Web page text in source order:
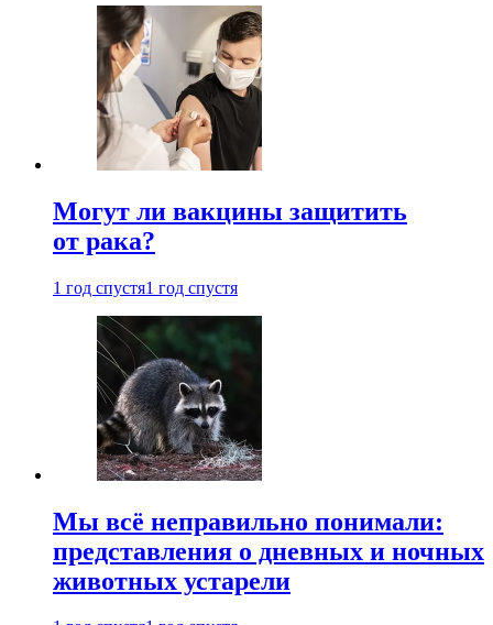
Могут ли вакцины защитить
от рака?
1 год спустя1 год спустя
Мы всё неправильно понимали:
представления о дневных и ночных
животных устарели